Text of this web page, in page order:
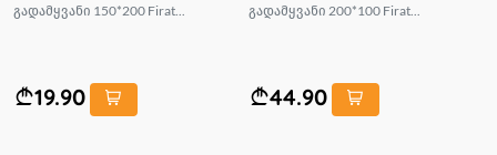
გადამყვანი 150*200 Firat...
19.90
გადამყვანი 200*100 Firat...
44.90